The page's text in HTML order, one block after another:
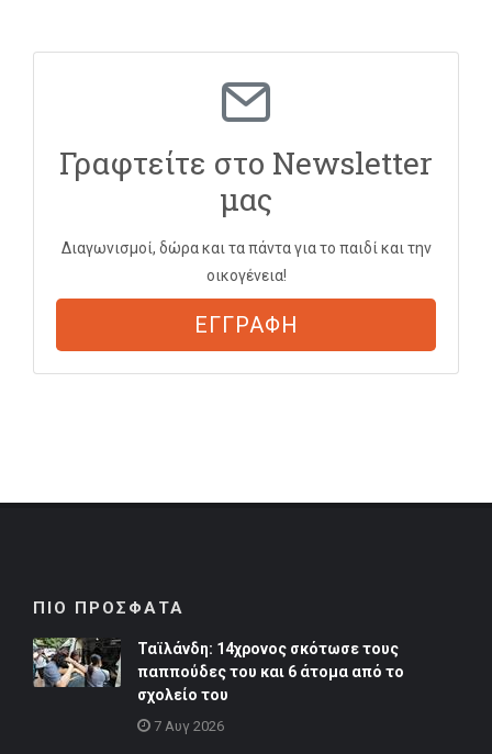
Γραφτείτε στο Newsletter
μας
Διαγωνισμοί, δώρα και τα πάντα για το παιδί και την
οικογένεια!
ΕΓΓΡΑΦΗ
ΠΙΟ ΠΡΟΣΦΑΤΑ
Ταϊλάνδη: 14χρονος σκότωσε τους
παππούδες του και 6 άτομα από το
σχολείο του
7 Αυγ 2026